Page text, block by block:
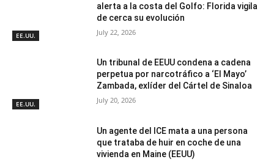
EE.UU.
alerta a la costa del Golfo: Florida vigila
de cerca su evolución
July 22, 2026
EE.UU.
Un tribunal de EEUU condena a cadena
perpetua por narcotráfico a ‘El Mayo’
Zambada, exlíder del Cártel de Sinaloa
July 20, 2026
Un agente del ICE mata a una persona
que trataba de huir en coche de una
vivienda en Maine (EEUU)